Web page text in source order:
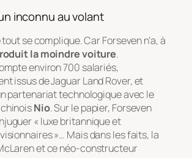
inconnu au volant
tout se complique. Car Forseven n’a, à
la moindre voiture.
environ 700 salariés,
issus de Jaguar Land Rover, et
partenariat technologique avec le
Nio. Sur le papier, Forseven
« luxe britannique et
»… Mais dans les faits, la
et ce néo-constructeur